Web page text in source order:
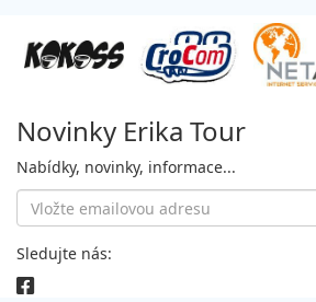
Novinky Erika Tour
Nabídky, novinky, informace...
Sledujte nás: